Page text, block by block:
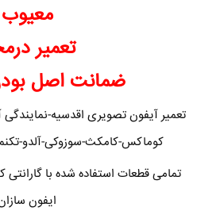
معیوب
تعمیر
ضمانت اصل
تعمیر آیفون تصویری اقدسیه-
کوماکس-کامکث-سوزوکی-آلدو-
تمامی قطعات استفاده شده با
ایفون